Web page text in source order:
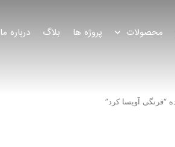
محصولات پروژه ها بلاگ درباره ما
آویسا کرد”